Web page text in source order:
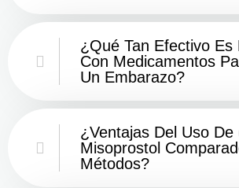
¿Qué Tan Efectivo Es
Con Medicamentos
Un Embarazo?
¿Ventajas Del Uso De
Misoprostol
Métodos?